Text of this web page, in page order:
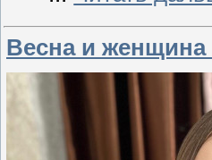
Весна и женщина